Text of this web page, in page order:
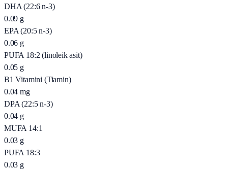
DHA (22:6 n-3)
0.09 g
EPA (20:5 n-3)
0.06 g
PUFA 18:2 (linoleik asit)
0.05 g
B1 Vitamini (Tiamin)
0.04 mg
DPA (22:5 n-3)
0.04 g
MUFA 14:1
0.03 g
PUFA 18:3
0.03 g